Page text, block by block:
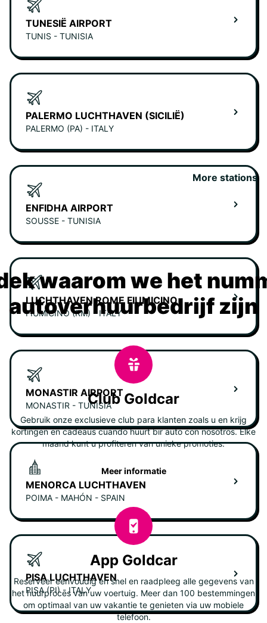
TUNESIË AIRPORT
TUNIS - TUNISIA
PALERMO LUCHTHAVEN (SICILIË)
PALERMO (PA) - ITALY
ENFIDHA AIRPORT
SOUSSE - TUNISIA
LUCHTHAVEN ROME FIUMICINO
FIUMICINO (RM) - ITALY
MONASTIR AIRPORT
MONASTIR - TUNISIA
MENORCA LUCHTHAVEN
POIMA - MAHÓN - SPAIN
PISA LUCHTHAVEN
PISA (PI) - ITALY
More stations
waarom we het
autoverhuurbedrijf zijn
Club Goldcar
Gebruik onze exclusieve club para klanten zoals u en krijg
kortingen en cadeaus cuando huurt bir auto con nosotros. Elke
maand kunt u profiteren van unieke promoties.
Meer informatie
App Goldcar
Reserveer eenvoudig en snel en raadpleeg alle gegevens van
het huurproces van uw voertuig. Meer dan 100 bestemmingen
om optimaal van uw vakantie te genieten via uw mobiele
telefoon.